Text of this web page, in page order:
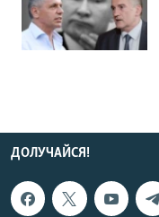
ДОЛУЧАЙСЯ!